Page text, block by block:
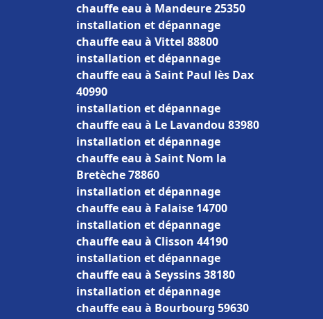
chauffe eau à Mandeure 25350
installation et dépannage
chauffe eau à Vittel 88800
installation et dépannage
chauffe eau à Saint Paul lès Dax
40990
installation et dépannage
chauffe eau à Le Lavandou 83980
installation et dépannage
chauffe eau à Saint Nom la
Bretèche 78860
installation et dépannage
chauffe eau à Falaise 14700
installation et dépannage
chauffe eau à Clisson 44190
installation et dépannage
chauffe eau à Seyssins 38180
installation et dépannage
chauffe eau à Bourbourg 59630